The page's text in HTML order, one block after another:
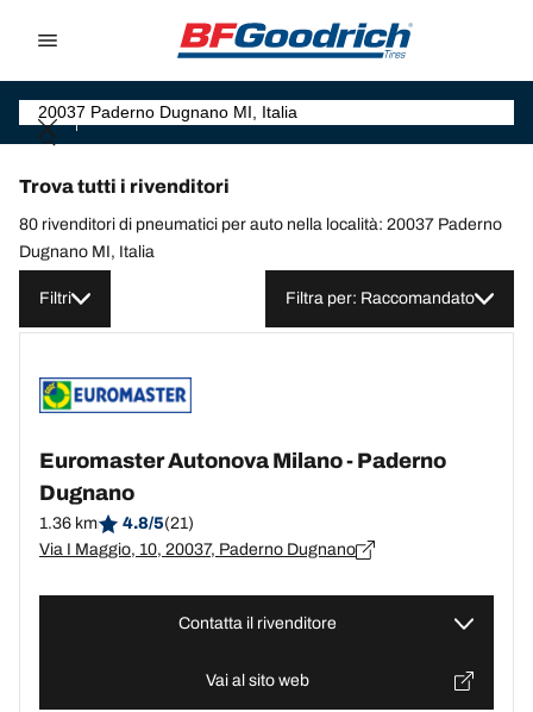
Trova tutti i rivenditori
80 rivenditori di pneumatici per auto nella località: 20037 Paderno
Dugnano MI, Italia
Filtri Filtra per: Raccomandato
Euromaster Autonova Milano - Paderno
Dugnano
1.36 km 4.8/5(21)
Via I Maggio, 10, 20037, Paderno Dugnano
Contatta il rivenditore
Vai al sito web